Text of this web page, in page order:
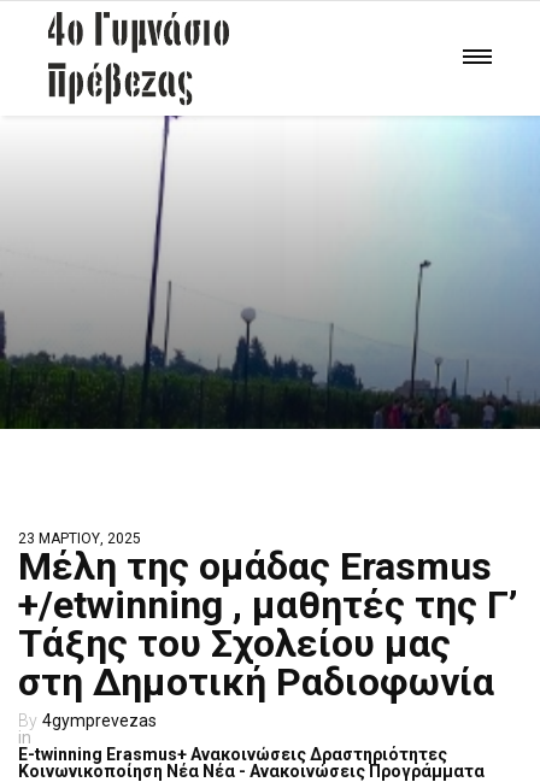
23 ΜΑΡΤΊΟΥ, 2025
Μέλη της ομάδας Erasmus
+/etwinning , μαθητές της Γ’
Τάξης του Σχολείου μας
στη Δημοτική Ραδιοφωνία
4gymprevezas
E-twinning Erasmus+ΑνακοινώσειςΔραστηριότητες
Κοινωνικοποίηση Νέα Νέα - Ανακοινώσεις Προγράμματα